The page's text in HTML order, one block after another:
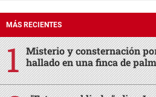
MÁS RECIENTES
Misterio y consternación
hallado en una finca de